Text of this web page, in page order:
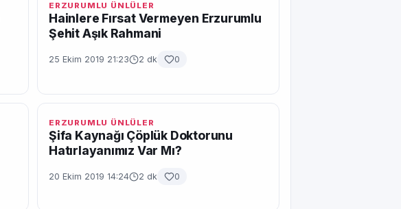
ERZURUMLU ÜNLÜLER
Hainlere Fırsat Vermeyen Erzurumlu
Şehit Aşık Rahmani
25 Ekim 2019 21:23 2 dk 0
ERZURUMLU ÜNLÜLER
Şifa Kaynağı Çöplük Doktorunu
Hatırlayanımız Var Mı?
20 Ekim 2019 14:24 2 dk 0